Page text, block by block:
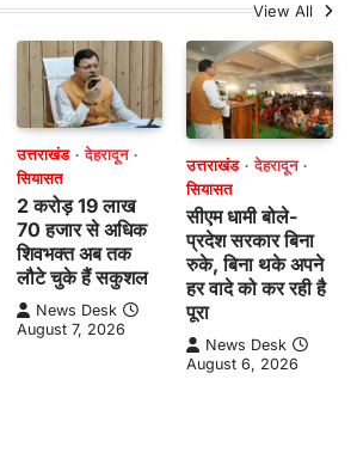
View All
उत्तराखंड
देहरादून
सियासत
2 करोड़ 19 लाख
70 हजार से अधिक
शिवभक्त अब तक
लौटे चुके हैं सकुशल
News Desk
August 7, 2026
उत्तराखंड
देहरादून
सियासत
सीएम धामी बोले-
प्रदेश सरकार बिना
रुके, बिना थके अपने
हर वादे को कर रही है
पूरा
News Desk
August 6, 2026